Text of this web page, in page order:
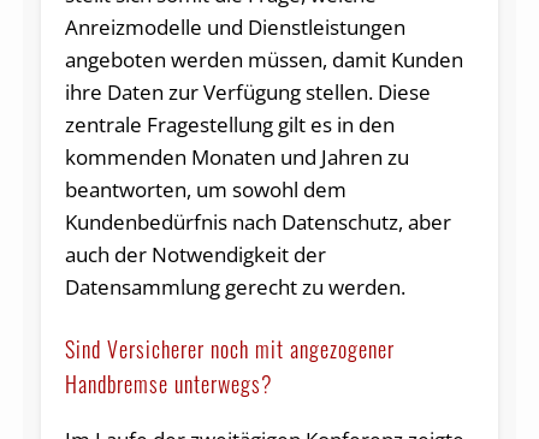
Anreizmodelle und Dienstleistungen
angeboten werden müssen, damit Kunden
ihre Daten zur Verfügung stellen. Diese
zentrale Fragestellung gilt es in den
kommenden Monaten und Jahren zu
beantworten, um sowohl dem
Kundenbedürfnis nach Datenschutz, aber
auch der Notwendigkeit der
Datensammlung gerecht zu werden.
Sind Versicherer noch mit angezogener
Handbremse unterwegs?